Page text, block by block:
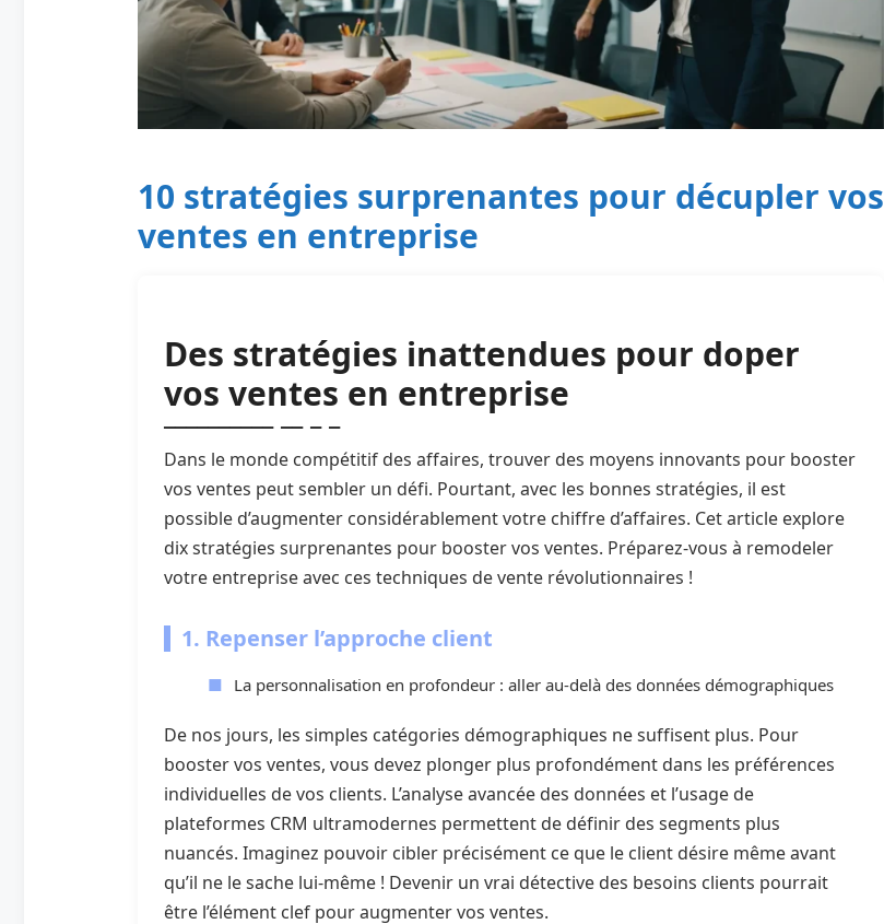
10 stratégies surprenantes pour décupler vos
ventes en entreprise
Des stratégies inattendues pour doper
vos ventes en entreprise
Dans le monde compétitif des affaires, trouver des moyens innovants pour booster
vos ventes peut sembler un défi. Pourtant, avec les bonnes stratégies, il est
possible d’augmenter considérablement votre chiffre d’affaires. Cet article explore
dix stratégies surprenantes pour booster vos ventes. Préparez-vous à remodeler
votre entreprise avec ces techniques de vente révolutionnaires !
1. Repenser l’approche client
La personnalisation en profondeur : aller au-delà des données démographiques
De nos jours, les simples catégories démographiques ne suffisent plus. Pour
booster vos ventes, vous devez plonger plus profondément dans les préférences
individuelles de vos clients. L’analyse avancée des données et l’usage de
plateformes CRM ultramodernes permettent de définir des segments plus
nuancés. Imaginez pouvoir cibler précisément ce que le client désire même avant
qu’il ne le sache lui-même ! Devenir un vrai détective des besoins clients pourrait
être l’élément clef pour augmenter vos ventes.